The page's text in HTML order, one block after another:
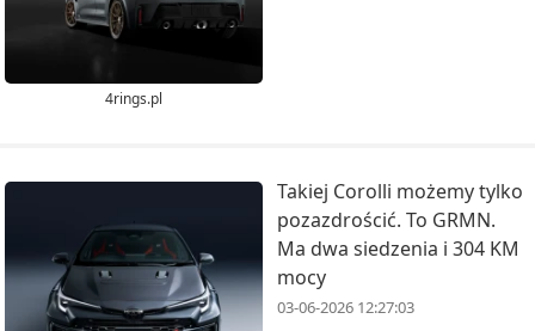
4rings.pl
Takiej Corolli możemy tylko
pozazdrościć. To GRMN.
Ma dwa siedzenia i 304 KM
mocy
03-06-2026 12:27:03